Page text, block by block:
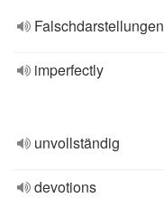
Falschdarstellungen
imperfectly
unvollständig
devotions